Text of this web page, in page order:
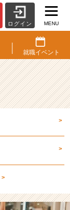
ログイン MENU
就職イベント
>
>
>